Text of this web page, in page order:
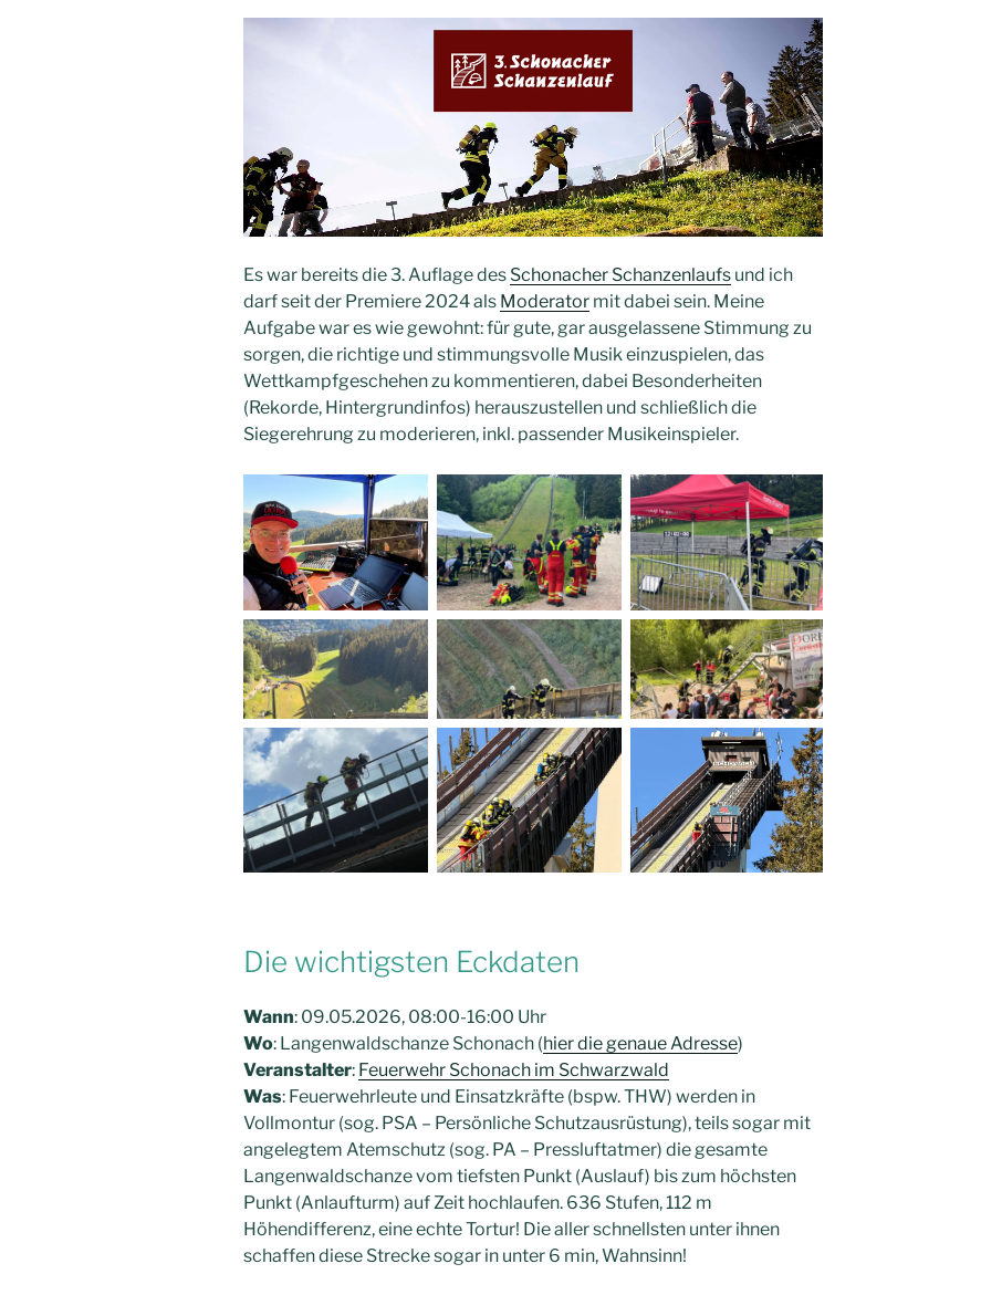
Es war bereits die 3. Auflage des Schonacher Schanzenlaufs und ich
darf seit der Premiere 2024 als Moderator mit dabei sein. Meine
Aufgabe war es wie gewohnt: für gute, gar ausgelassene Stimmung zu
sorgen, die richtige und stimmungsvolle Musik einzuspielen, das
Wettkampfgeschehen zu kommentieren, dabei Besonderheiten
(Rekorde, Hintergrundinfos) herauszustellen und schließlich die
Siegerehrung zu moderieren, inkl. passender Musikeinspieler.
Die wichtigsten Eckdaten
Wann: 09.05.2026, 08:00-16:00 Uhr
Wo: Langenwaldschanze Schonach (hier die genaue Adresse)
Veranstalter: Feuerwehr Schonach im Schwarzwald
Was: Feuerwehrleute und Einsatzkräfte (bspw. THW) werden in
Vollmontur (sog. PSA – Persönliche Schutzausrüstung), teils sogar mit
angelegtem Atemschutz (sog. PA – Pressluftatmer) die gesamte
Langenwaldschanze vom tiefsten Punkt (Auslauf) bis zum höchsten
Punkt (Anlaufturm) auf Zeit hochlaufen. 636 Stufen, 112 m
Höhendifferenz, eine echte Tortur! Die aller schnellsten unter ihnen
schaffen diese Strecke sogar in unter 6 min, Wahnsinn!